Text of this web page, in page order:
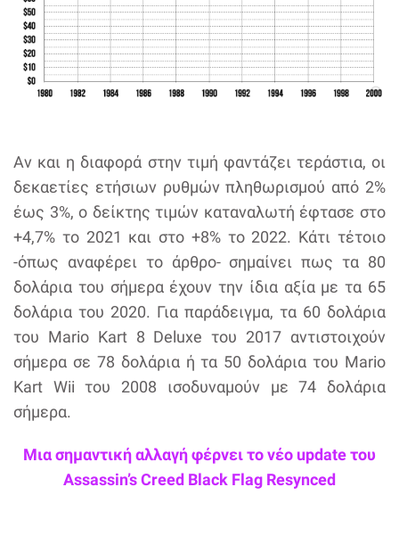
Αν και η διαφορά στην τιμή φαντάζει τεράστια, οι
δεκαετίες ετήσιων ρυθμών πληθωρισμού από 2%
έως 3%, ο δείκτης τιμών καταναλωτή έφτασε στο
+4,7% το 2021 και στο +8% το 2022. Κάτι τέτοιο
-όπως αναφέρει το άρθρο- σημαίνει πως τα 80
δολάρια του σήμερα έχουν την ίδια αξία με τα 65
δολάρια του 2020. Για παράδειγμα, τα 60 δολάρια
του Mario Kart 8 Deluxe του 2017 αντιστοιχούν
σήμερα σε 78 δολάρια ή τα 50 δολάρια του Mario
Kart Wii του 2008 ισοδυναμούν με 74 δολάρια
σήμερα.
Μια σημαντική αλλαγή φέρνει το νέο update του
Assassin’s Creed Black Flag Resynced